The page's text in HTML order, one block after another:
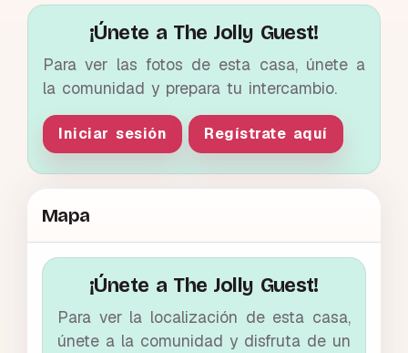
¡Únete a The Jolly Guest!
Para ver las fotos de esta casa, únete a
la comunidad y prepara tu intercambio.
Iniciar sesión Regístrate aquí
Mapa
¡Únete a The Jolly Guest!
Para ver la localización de esta casa,
únete a la comunidad y disfruta de un